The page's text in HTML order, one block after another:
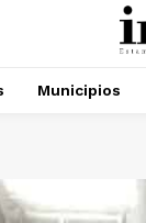
Municipios